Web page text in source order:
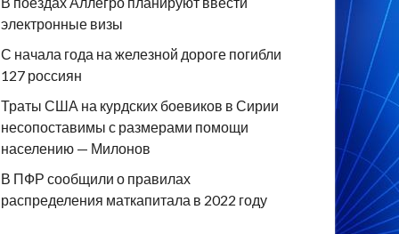
электронные визы
С начала года на железной дороге погибли
127 россиян
Траты США на курдских боевиков в Сирии
несопоставимы с размерами помощи
населению — Милонов
В ПФР сообщили о правилах
распределения маткапитала в 2022 году